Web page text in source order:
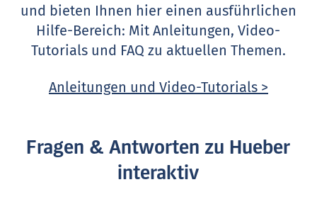
und bieten Ihnen hier einen ausführlichen
Hilfe-Bereich: Mit Anleitungen, Video-
Tutorials und FAQ zu aktuellen Themen.
Anleitungen und Video-Tutorials >
Fragen & Antworten zu Hueber
interaktiv